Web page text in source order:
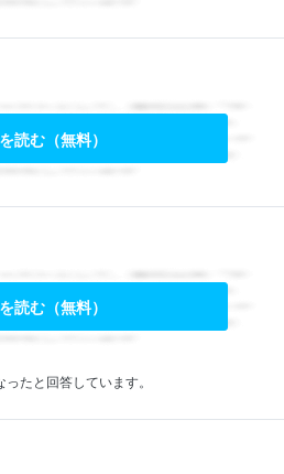
読む（無料）
読む（無料）
たと回答しています。